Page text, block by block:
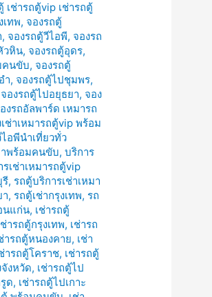
เช่ารถตู้vip เช่ารถตู้
เทพ, จองรถตู้
, จองรถตู้วีไอพี, จองรถ
วหิน, จองรถตู้อุดร,
คนขับ, จองรถตู้
ำ, จองรถตู้ไปชุมพร,
จองรถตู้ไปอยุธยา, จอง
งรถอัลพาร์ด เหมารถ
เช่าเหมารถตู้vip พร้อม
อพีนำเที่ยวทั่ว
าพร้อมคนขับ,บริการ
รเช่าเหมารถตู้vip
, รถตู้บริการเช่าเหมา
, รถตู้เช่ากรุงเทพ, รถ
นแก่น, เช่ารถตู้
ช่ารถตู้กรุงเทพ, เช่ารถ
ารถตู้หนองคาย, เช่า
ารถตู้โคราช, เช่ารถตู้
งหวัด, เช่ารถตู้ไป
ด, เช่ารถตู้ไปเกาะ